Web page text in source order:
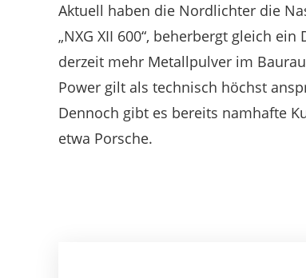
Aktuell haben die Nordlichter die
„NXG XII 600“, beherbergt gleich
derzeit mehr Metallpulver im
Power gilt als technisch höchst
Dennoch gibt es bereits namhafte
etwa Porsche.